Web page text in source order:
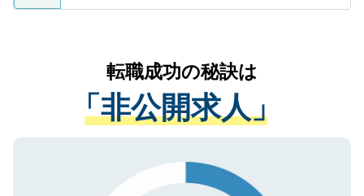
ているすべての個人データはご本人の許可
は、個人情報の取り扱いについての厳密な
管理基準を満たした事業者のみに付与され
る、プライバシーマークを取得済みです。
で、機密保持に関してもご安心ください。
かがいして、現在の医療機関の状況や紹介
経験をまじえながら、適切なアドバイスを
させていただきます。すぐにご転職をされ
ない方には、長期的なサポートが可能です
ので、まずはご登録ください。
転職成功の秘訣は
「非公開求人」